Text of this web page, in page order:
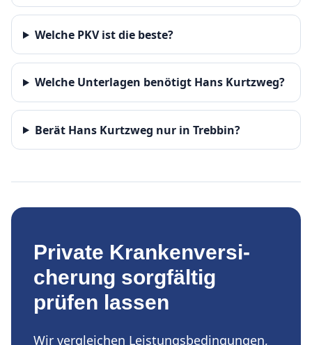
Welche PKV ist die beste?
Welche Unterlagen benötigt Hans Kurtzweg?
Berät Hans Kurtzweg nur in Trebbin?
Private Kranken­ver­si­
che­rung sorgfältig
prüfen lassen
Wir ver­gleichen Leistungsbedingungen,